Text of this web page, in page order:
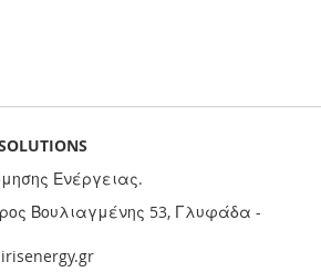
Ενέργειας.
Βουλιαγμένης 53, Γλυφάδα -